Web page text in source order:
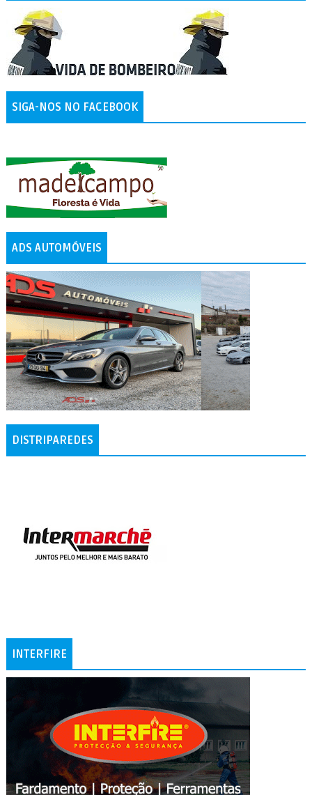
SIGA-NOS NO FACEBOOK
ADS AUTOMÓVEIS
DISTRIPAREDES
INTERFIRE